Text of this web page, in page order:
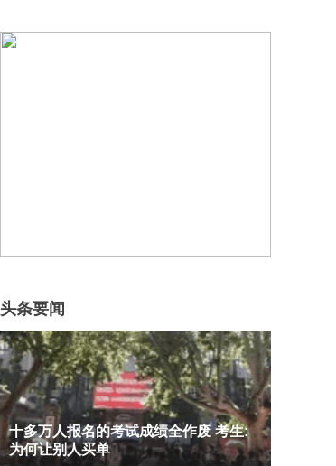
头条要闻
十多万人报名的考试成绩全作废 考生:
为何让别人买单